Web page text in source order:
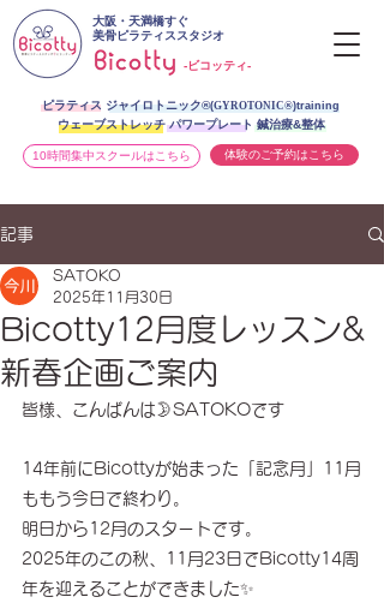
ピラティス ジャイロトニック®︎(GYROTONIC®)training
ウェーブストレッチ パワープレート 鍼治療&整体
10時間集中スクールはこちら 体験のご予約はこちら
大阪・天満橋すぐ
美骨ピラティススタジオ
-ビコッティ-
記事
Bicotty12月度レッスン&
新春企画ご案内
SATOKO
2025年11月30日
皆様、こんばんは🌛SATOKOです
14年前にBicottyが始まった「記念月」11月
ももう今日で終わり。
明日から12月のスタートです。
2025年のこの秋、11月23日でBicotty14周
年を迎えることができました✨